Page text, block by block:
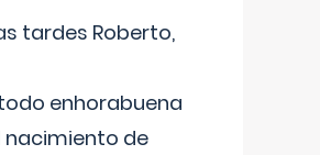
tardes Roberto,
enhorabuena
nacimiento de